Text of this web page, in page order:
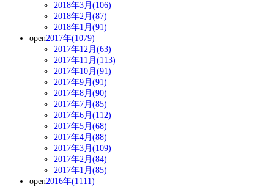
2018年3月(106)
2018年2月(87)
2018年1月(91)
open2017年(1079)
2017年12月(63)
2017年11月(113)
2017年10月(91)
2017年9月(91)
2017年8月(90)
2017年7月(85)
2017年6月(112)
2017年5月(68)
2017年4月(88)
2017年3月(109)
2017年2月(84)
2017年1月(85)
open2016年(1111)